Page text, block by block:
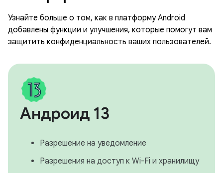
Узнайте больше о том, как в платформу Android
добавлены функции и улучшения, которые помогут вам
защитить конфиденциальность ваших пользователей.
Андроид 13
Разрешение на уведомление
Разрешения на доступ к Wi-Fi и хранилищу